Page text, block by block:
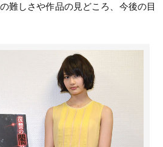
難しさや作品の見どころ、今後の目